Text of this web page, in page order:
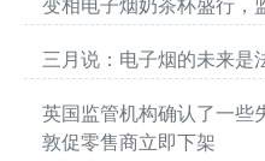
变相电子烟奶茶杯盛行，
三月说：电子烟的未来是
英国监管机构确认了一些
敦促零售商立即下架